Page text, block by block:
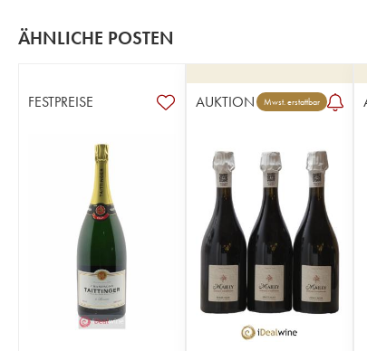
ÄHNLICHE POSTEN
FESTPREISE AUKTION Mwst. erstattbar